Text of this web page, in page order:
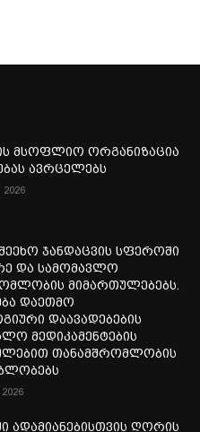
მსოფლიო ორგანიზაცია
ავრცელებს
ჯანდაცვის სფეროში
და სამომავლო
მიმართულებებს.
დაეთმო
დაავადებების
მედიკამენტების
თანამშრომლობის
ადამიანებისთვის ღორის